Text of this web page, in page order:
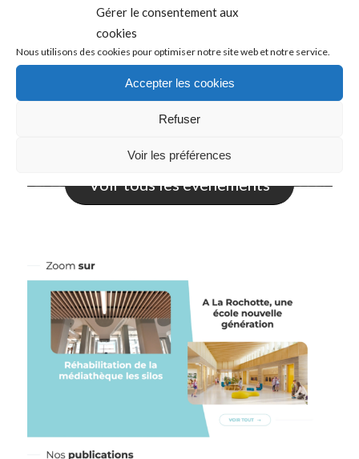
Gérer le consentement aux
cookies
Nous utilisons des cookies pour optimiser notre site web et notre service.
Accepter les cookies
Refuser
Voir les préférences
Voir tous les événements